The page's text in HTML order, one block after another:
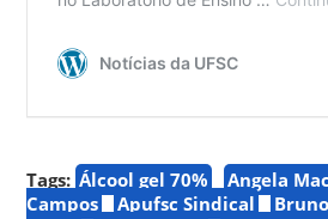
Tags: Álcool gel 70%
Angela
Campos
Apufsc Sindical